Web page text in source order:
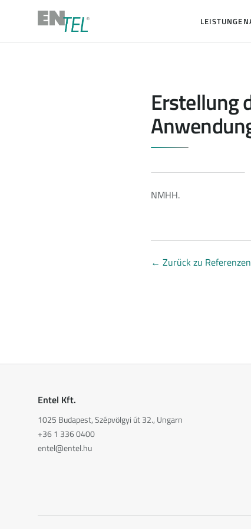
LEISTUNGEN
Erstellung
NMHH.
← Zurück zu Referenzen
Entel Kft.
1025 Budapest, Szépvölgyi út 32., Ungarn
+36 1 336 0400
entel@entel.hu